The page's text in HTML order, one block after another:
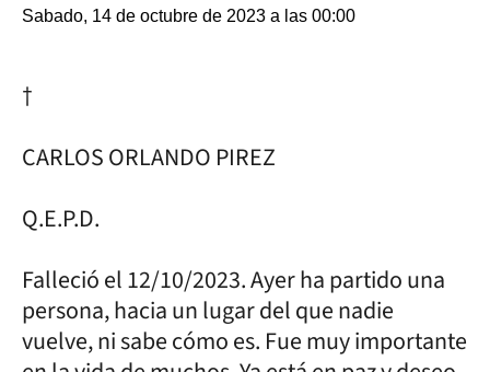
Sabado, 14 de octubre de 2023 a las 00:00
†
CARLOS ORLANDO PIREZ
Q.E.P.D.
Falleció el 12/10/2023. Ayer ha partido una
persona, hacia un lugar del que nadie
vuelve, ni sabe cómo es. Fue muy importante